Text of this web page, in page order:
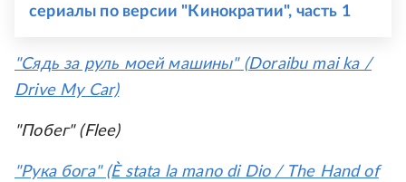
сериалы по версии "Кинократии", часть 1
"Сядь за руль моей машины" (Doraibu mai ka /
Drive My Car)
"Побег" (Flee)
"Рука бога" (È stata la mano di Dio / The Hand of